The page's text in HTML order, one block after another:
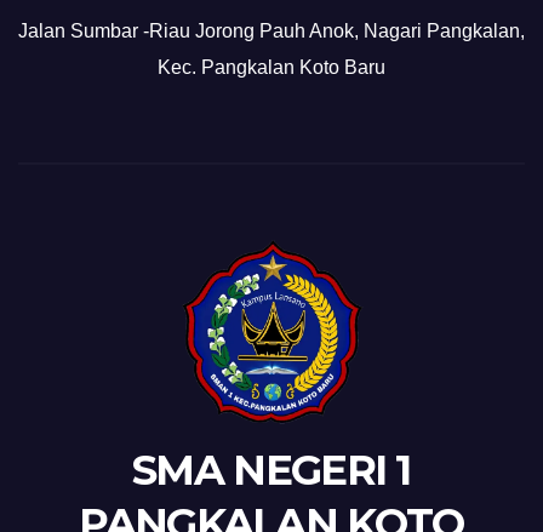
Jalan Sumbar -Riau Jorong Pauh Anok, Nagari Pangkalan,
Kec. Pangkalan Koto Baru
SMA NEGERI 1